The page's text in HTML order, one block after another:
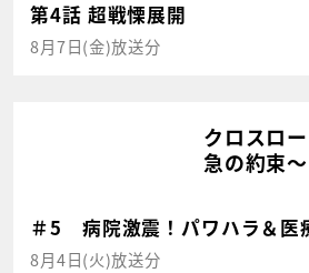
第4話 超戦慄展開
8月7日(金)放送分
クロスロ
急の約束～
＃5 病院激震！パワハラ＆医
8月4日(火)放送分